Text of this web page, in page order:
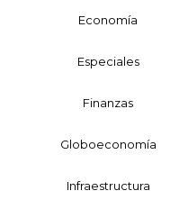
Economía
Especiales
Finanzas
Globoeconomía
Infraestructura